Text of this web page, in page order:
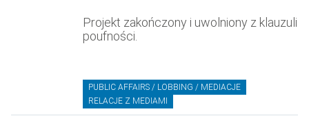
Projekt zakończony i uwolniony z klauzuli
poufności.
PUBLIC AFFAIRS / LOBBING / MEDIACJE
RELACJE Z MEDIAMI